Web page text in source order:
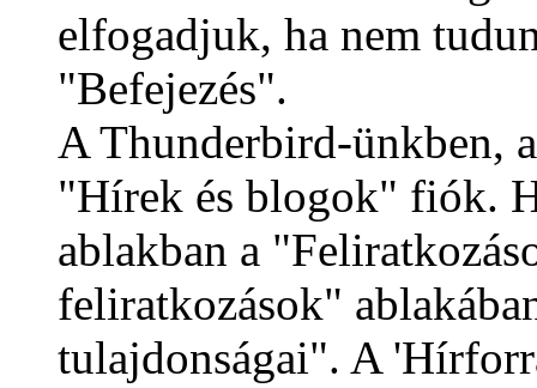
elfogadjuk, ha nem
"Befejezés".
A Thunderbird-ünkben,
"Hírek és blogok" fiók.
ablakban a
feliratkozások"
tulajdonságai". A